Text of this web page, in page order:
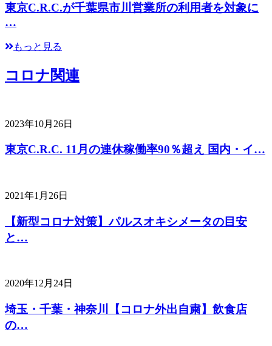
東京C.R.C.が千葉県市川営業所の利用者を対象に
…
もっと見る
コロナ関連
2023年10月26日
東京C.R.C. 11月の連休稼働率90％超え 国内・イ…
2021年1月26日
【新型コロナ対策】パルスオキシメータの目安
と…
2020年12月24日
埼玉・千葉・神奈川【コロナ外出自粛】飲食店
の…